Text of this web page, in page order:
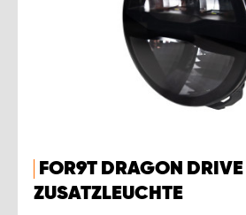
FOR9T DRAGON DRIVE
ZUSATZLEUCHTE